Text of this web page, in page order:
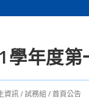
年度
資訊/試務組 /首頁公告